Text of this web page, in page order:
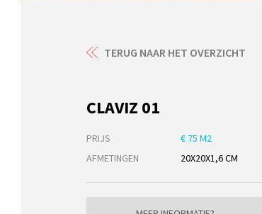
TERUG NAAR HET OVERZICHT
CLAVIZ 01
PRIJS € 75 M2
AFMETINGEN
20X20X1,6 CM